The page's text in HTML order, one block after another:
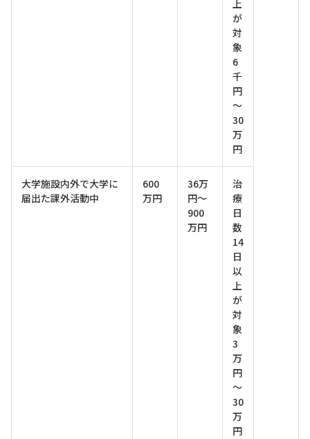
上
が
対
象
6
千
円
～
30
万
円
大学施設内外で大学に
届出た課外活動中
600
万円
36万
円～
900
万円
治
療
日
数
14
日
以
上
が
対
象
3
万
円
～
30
万
円